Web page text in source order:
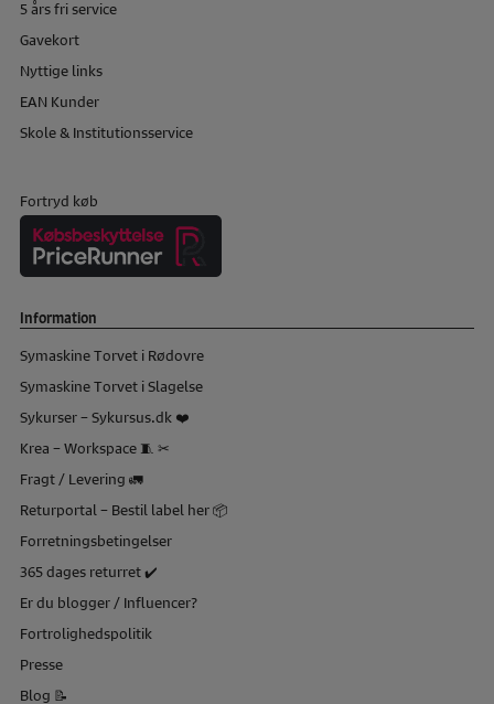
5 års fri service
Gavekort
Nyttige links
EAN Kunder
Skole & Institutionsservice
Fortryd køb
Information
Symaskine Torvet i Rødovre
Symaskine Torvet i Slagelse
Sykurser – Sykursus.dk ❤️
Krea – Workspace 🧵 ✂
Fragt / Levering 🚛
Returportal – Bestil label her 📦
Forretningsbetingelser
365 dages returret ✔️
Er du blogger / Influencer?
Fortrolighedspolitik
Presse
Blog 📝